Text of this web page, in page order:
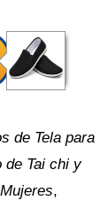
de Tela para
de Tai chi y
,